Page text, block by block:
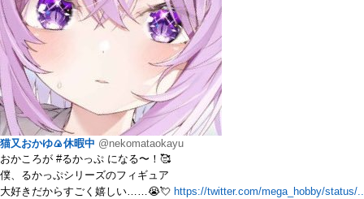
猫又おかゆ🍙休暇中 @nekomataokayu
おかころが #るかっぷ になる〜！🥰
僕、るかっぷシリーズのフィギュア
大好きだからすごく嬉しい……😭💘 https://twitter.com/mega_hobby/status/..